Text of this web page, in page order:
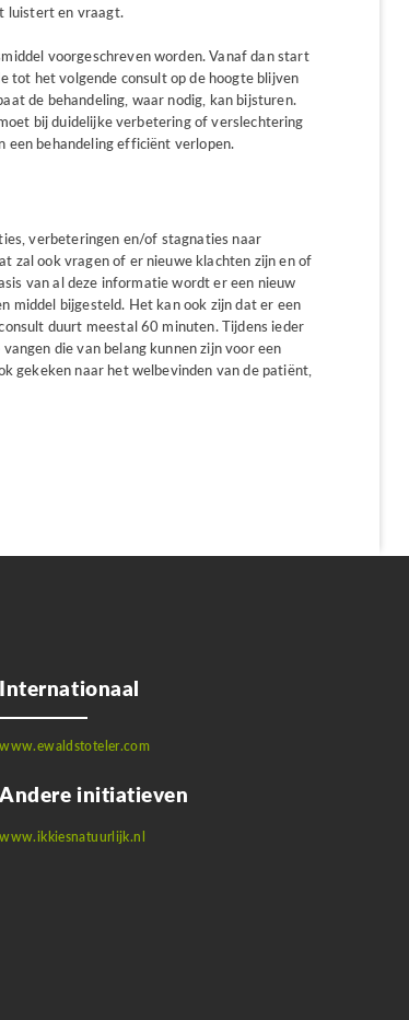
luistert en vraagt.
voorgeschreven worden. Vanaf dan start
tot het volgende consult op de hoogte blijven
de behandeling, waar nodig, kan bijsturen.
bij duidelijke verbetering of verslechtering
een behandeling efficiënt verlopen.
verbeteringen en/of stagnaties naar
zal ook vragen of er nieuwe klachten zijn en of
van al deze informatie wordt er een nieuw
middel bijgesteld. Het kan ook zijn dat er een
duurt meestal 60 minuten. Tijdens ieder
die van belang kunnen zijn voor een
gekeken naar het welbevinden van de patiënt,
Internationaal
www.ewaldstoteler.com
Andere initiatieven
www.ikkiesnatuurlijk.nl